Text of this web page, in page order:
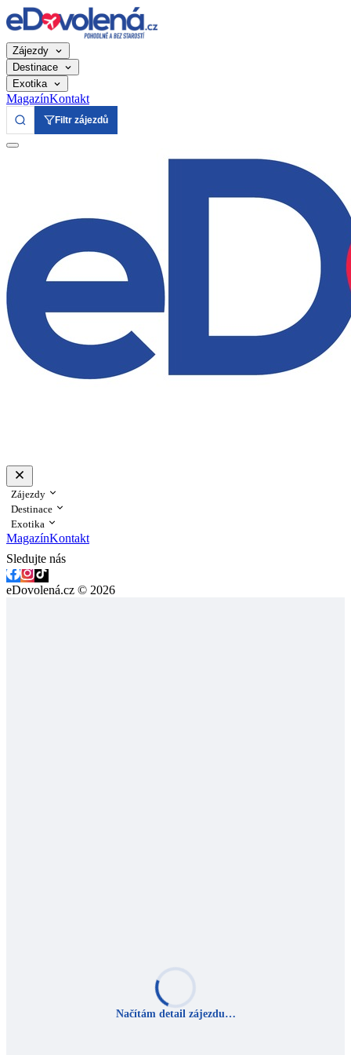
Zájezdy
Destinace
Exotika
MagazínKontakt
Filtr zájezdů
Zájezdy
Destinace
Exotika
MagazínKontakt
Sledujte nás
eDovolená.cz © 2026
Načítám detail zájezdu…